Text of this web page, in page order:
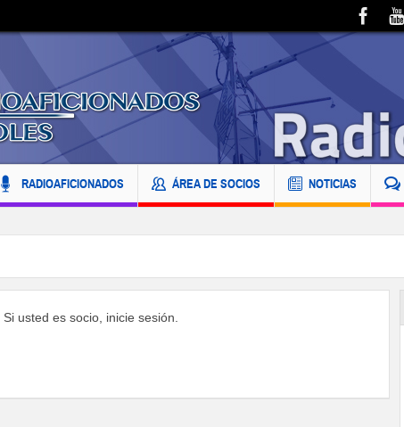
RADIOAFICIONADOS ÁREA DE SOCIOS NOTICIAS
usted es socio, inicie sesión.